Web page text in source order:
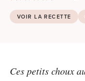
VOIR LA RECETTE
Ces petits choux